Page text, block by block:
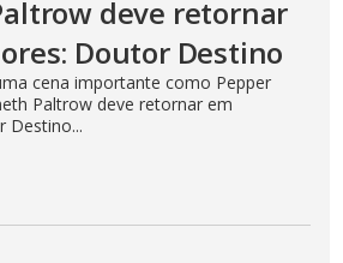
deve retornar
Doutor Destino
cena importante como Pepper
Paltrow deve retornar em
Destino...